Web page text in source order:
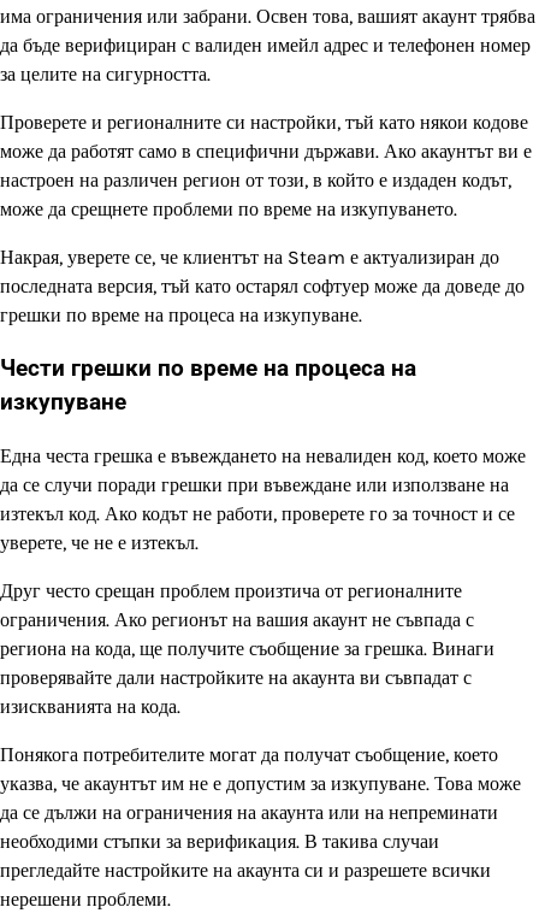
има ограничения или забрани. Освен това, вашият акаунт трябва
да бъде верифициран с валиден имейл адрес и телефонен номер
за целите на сигурността.
Проверете и регионалните си настройки, тъй като някои кодове
може да работят само в специфични държави. Ако акаунтът ви е
настроен на различен регион от този, в който е издаден кодът,
може да срещнете проблеми по време на изкупуването.
Накрая, уверете се, че клиентът на Steam е актуализиран до
последната версия, тъй като остарял софтуер може да доведе до
грешки по време на процеса на изкупуване.
Чести грешки по време на процеса на
изкупуване
Една честа грешка е въвеждането на невалиден код, което може
да се случи поради грешки при въвеждане или използване на
изтекъл код. Ако кодът не работи, проверете го за точност и се
уверете, че не е изтекъл.
Друг често срещан проблем произтича от регионалните
ограничения. Ако регионът на вашия акаунт не съвпада с
региона на кода, ще получите съобщение за грешка. Винаги
проверявайте дали настройките на акаунта ви съвпадат с
изискванията на кода.
Понякога потребителите могат да получат съобщение, което
указва, че акаунтът им не е допустим за изкупуване. Това може
да се дължи на ограничения на акаунта или на непреминати
необходими стъпки за верификация. В такива случаи
прегледайте настройките на акаунта си и разрешете всички
нерешени проблеми.